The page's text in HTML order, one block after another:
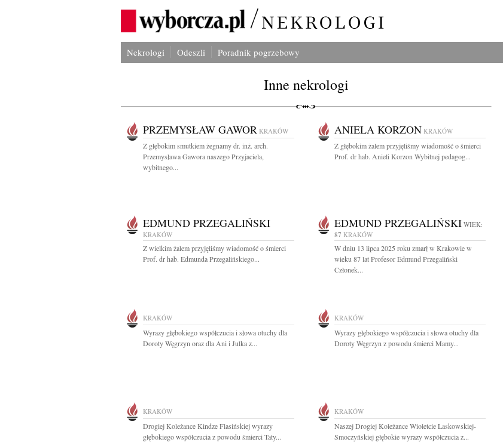
Nekrologi Odeszli Poradnik pogrzebowy
Inne nekrologi
PRZEMYSŁAW GAWOR KRAKÓW
Z głębokim smutkiem żegnamy dr. inż. arch.
Przemysława Gawora naszego Przyjaciela,
wybitnego...
ANIELA KORZON KRAKÓW
Z głębokim żalem przyjęliśmy wiadomość o śmierci
Prof. dr hab. Anieli Korzon Wybitnej pedagog...
EDMUND PRZEGALIŃSKI
KRAKÓW
Z wielkim żalem przyjęliśmy wiadomość o śmierci
Prof. dr hab. Edmunda Przegalińskiego...
EDMUND PRZEGALIŃSKI WIEK:
87 KRAKÓW
W dniu 13 lipca 2025 roku zmarł w Krakowie w
wieku 87 lat Profesor Edmund Przegaliński
Członek...
KRAKÓW
Wyrazy głębokiego współczucia i słowa otuchy dla
Doroty Węgrzyn oraz dla Ani i Julka z...
KRAKÓW
Wyrazy głębokiego współczucia i słowa otuchy dla
Doroty Węgrzyn z powodu śmierci Mamy...
KRAKÓW
Drogiej Koleżance Kindze Flasińskiej wyrazy
głębokiego współczucia z powodu śmierci Taty...
KRAKÓW
Naszej Drogiej Koleżance Wioletcie Laskowskiej-
Smoczyńskiej głębokie wyrazy współczucia z...